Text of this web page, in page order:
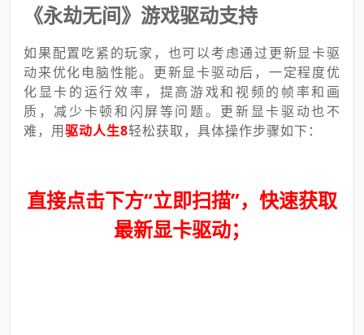
《永劫无间》游戏驱动支持
如果配置吃紧的玩家，也可以考虑通过更新显卡驱
动来优化电脑性能。更新显卡驱动后，一定程度优
化显卡的运行效率，提高游戏和视频的帧率和画
质，减少卡顿和闪屏等问题。更新显卡驱动也不
难，用驱动人生8轻松获取，具体操作步骤如下：
直接点击下方“立即扫描”，快速获取
最新显卡驱动；